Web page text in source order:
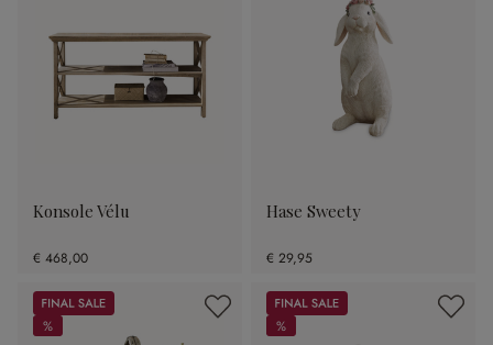
Konsole Vélu
€ 468,00
Hase Sweety
€ 29,95
Sale
%
%
Sale
%
%